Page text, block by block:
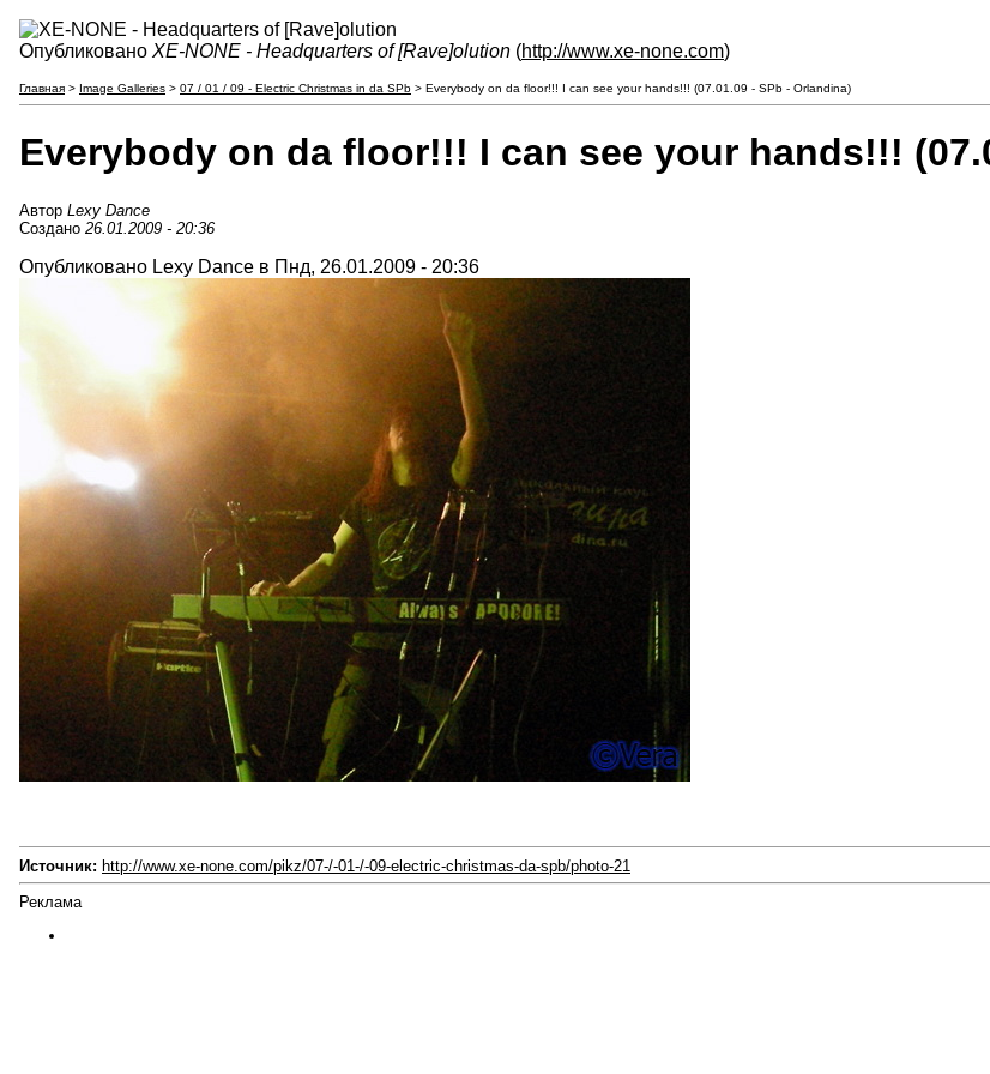
Опубликовано XE-NONE - Headquarters of [Rave]olution (http://www.xe-none.com)
Главная > Image Galleries > 07 / 01 / 09 - Electric Christmas in da SPb > Everybody on da floor!!! I can see your hands!!! (07.01.09 - SPb - Orlandina)
Everybody on da floor!!! I can see your hands!!!
Автор Lexy Dance
Создано 26.01.2009 - 20:36
Опубликовано Lexy Dance в Пнд, 26.01.2009 - 20:36
Источник: http://www.xe-none.com/pikz/07-/-01-/-09-electric-christmas-da-spb/photo-21
Реклама